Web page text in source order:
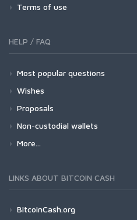
Terms of use
HELP / FAQ
Most popular questions
Wishes
Proposals
Non-custodial wallets
More...
LINKS ABOUT BITCOIN CASH
BitcoinCash.org